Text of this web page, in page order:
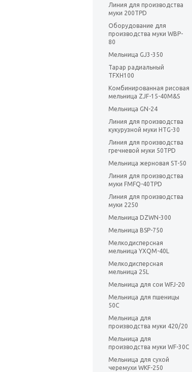
Линия для производства
муки 200TPD
Оборудование для
производства муки WBP-
80
Мельница GJ3-350
Тарар радиальный
TFXH100
Комбинированная рисовая
мельница ZJF-15-40M&S
Мельница GN-24
Линия для производства
кукурузной муки HTG-30
Линия для производства
гречневой муки 50TPD
Мельница жерновая ST-50
Линия для производства
муки FMFQ-40TPD
Линия для производства
муки 2250
Мельница DZWN-300
Мельница BSP-750
Мелкодисперсная
мельница YXQM-40L
Мелкодисперсная
мельница 25L
Мельница для сои WFJ-20
Мельница для пшеницы
50C
Мельница для
производства муки 420/20
Мельница для
производства муки WF-30C
Мельница для сухой
черемухи WKF-250